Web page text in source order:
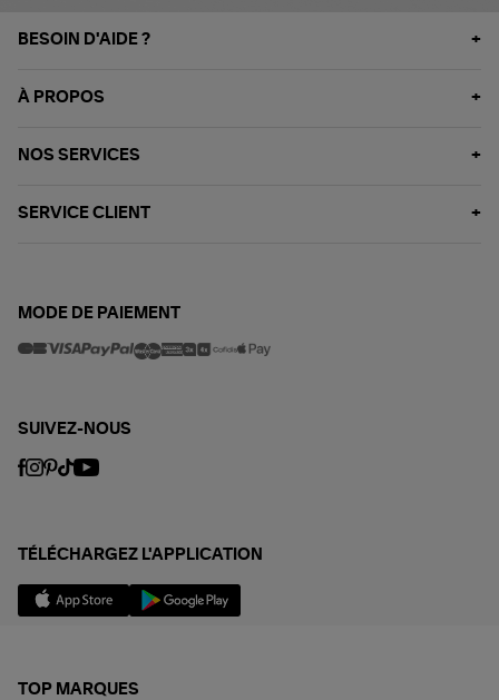
BESOIN D'AIDE ?
À PROPOS
NOS SERVICES
SERVICE CLIENT
MODE DE PAIEMENT
SUIVEZ-NOUS
TÉLÉCHARGEZ L'APPLICATION
TOP MARQUES